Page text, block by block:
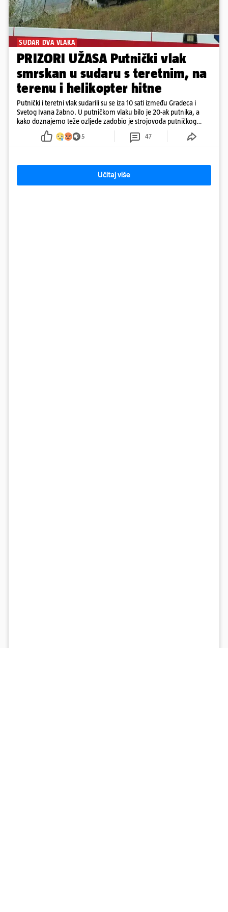
SUDAR DVA VLAKA
PRIZORI UŽASA Putnički vlak
smrskan u sudaru s teretnim, na
terenu i helikopter hitne
Putnički i teretni vlak sudarili su se iza 10 sati između Gradeca i
Svetog Ivana žabno. U putničkom vlaku bilo je 20-ak putnika, a
kako doznajemo teže ozljede zadobio je strojovođa putničkog
vlaka. Zatvoren je promet, a fotoreporteri Prigorskog objavili su
prve snimke s mjesta sudara
5 47
Učitaj više